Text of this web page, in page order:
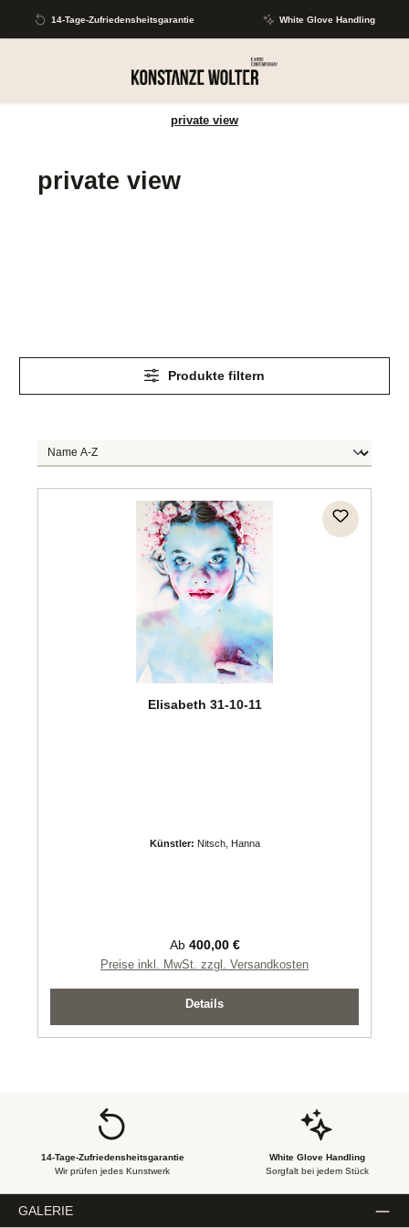
Zum Hauptinhalt springen
14-Tage-Zufriedensheitsgarantie White Glove Handling
private view
private view
Produkte filtern
Elisabeth 31-10-11
Künstler: Nitsch, Hanna
Regulärer Preis:
Ab 400,00 €
Preise inkl. MwSt. zzgl. Versandkosten
Details
14-Tage-Zufriedensheitsgarantie
Wir prüfen jedes Kunstwerk
White Glove Handling
Sorgfalt bei jedem Stück
GALERIE